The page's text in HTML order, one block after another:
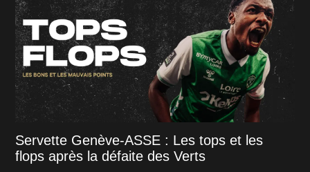
Servette Genève-ASSE : Les tops et les
flops après la défaite des Verts